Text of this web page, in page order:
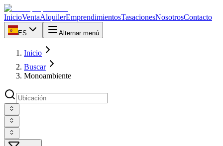
InicioVentaAlquilerEmprendimientosTasacionesNosotrosContacto
ES Alternar menú
Inicio
Buscar
Monoambiente